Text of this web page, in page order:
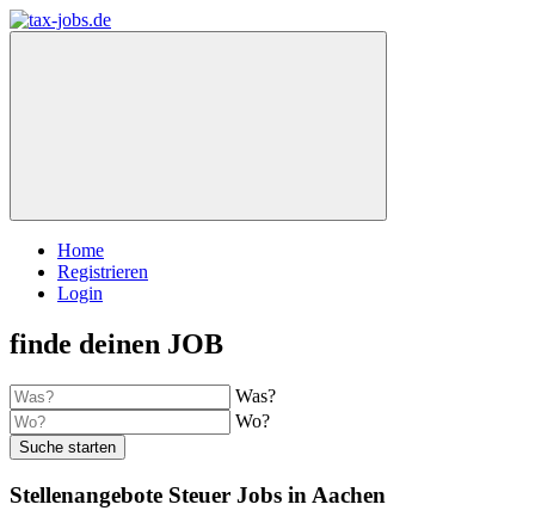
Home
Registrieren
Login
finde deinen JOB
Was?
Wo?
Suche starten
Stellenangebote Steuer Jobs in Aachen